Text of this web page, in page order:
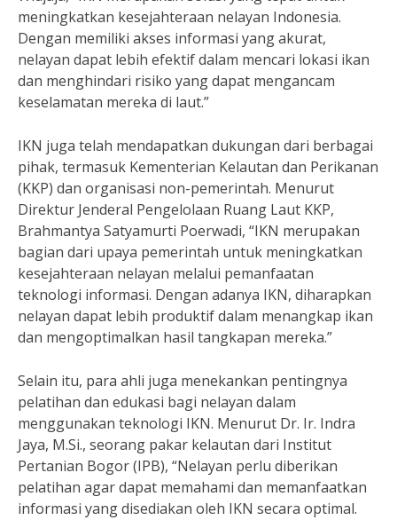
meningkatkan kesejahteraan nelayan Indonesia.
Dengan memiliki akses informasi yang akurat,
nelayan dapat lebih efektif dalam mencari lokasi ikan
dan menghindari risiko yang dapat mengancam
keselamatan mereka di laut.”
IKN juga telah mendapatkan dukungan dari berbagai
pihak, termasuk Kementerian Kelautan dan Perikanan
(KKP) dan organisasi non-pemerintah. Menurut
Direktur Jenderal Pengelolaan Ruang Laut KKP,
Brahmantya Satyamurti Poerwadi, “IKN merupakan
bagian dari upaya pemerintah untuk meningkatkan
kesejahteraan nelayan melalui pemanfaatan
teknologi informasi. Dengan adanya IKN, diharapkan
nelayan dapat lebih produktif dalam menangkap ikan
dan mengoptimalkan hasil tangkapan mereka.”
Selain itu, para ahli juga menekankan pentingnya
pelatihan dan edukasi bagi nelayan dalam
menggunakan teknologi IKN. Menurut Dr. Ir. Indra
Jaya, M.Si., seorang pakar kelautan dari Institut
Pertanian Bogor (IPB), “Nelayan perlu diberikan
pelatihan agar dapat memahami dan memanfaatkan
informasi yang disediakan oleh IKN secara optimal.